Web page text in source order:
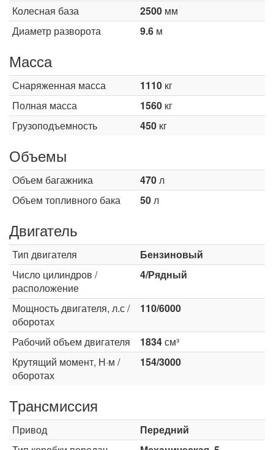
Колесная база
2500 мм
Диаметр разворота
9.6 м
Масса
Снаряженная масса 1110 кг
Полная масса
1560 кг
Грузоподъемность
450 кг
Объемы
Объем багажника 470л
Объем топливного бака
50л
Двигатель
Тип двигателя
Бензиновый
Число цилиндров /
расположение
4/Рядный
Мощность двигателя, л.с /
оборотах
110/6000
Рабочий объем двигателя 1834см³
Крутящий момент, Н·м /
оборотах
154/3000
Трансмиссия
Привод
Передний